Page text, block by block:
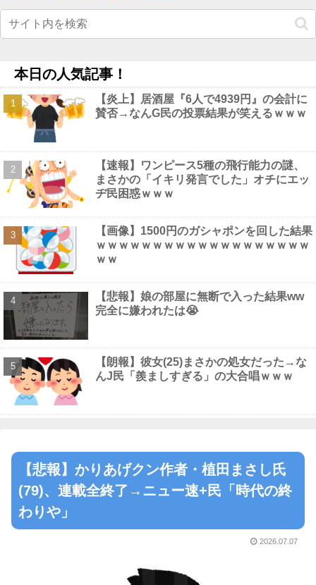
Powered by livedoor 相互RSS
【閲覧注意】 昔のドラマのレ.●プシーン、今見るとアウトすぎ
る！
NEW!
【困惑】女性「性的暴行された」検事さん「ほんまか？」→疑っ
いに押し当ててしまう！
NEW!
【画像】国連、初の女性総長が誕生か この2人の一騎打ちにな
りそう他 NEW!
【驚愕】 55歳・大久保佳代子“現在の性欲”について衝撃告白「休
みの日とかそうだね、だいたい…」
【仮面ライダーアギト】CSG「フレイムセイバー」【プレバン受
注開始】他
NEW!
【画像】 めるる、ヒルナンデス見せたデカケツがそそる NEW!
Powered by livedoor 相互RSS
本日の人気記事！
【炎上】居酒屋『6人で4939円』の会計に
賛否→なんG民の投票結果が笑えるｗｗｗ
【速報】ワンピース5種の飛行能力の謎、
まさかの「イキリ発言でした」オチにエッ
ヂ民困惑ｗｗｗ
【画像】1500円のガシャポンを回した結果
ｗｗｗｗｗｗｗｗｗｗｗｗｗｗｗｗｗｗｗ
ｗｗ
【悲報】娘の部屋に無断で入った結果ww
完全に嫌われたは😭
【朗報】彼女(25)まさかの処女だった→な
んJ民「羨ましすぎる」の大合唱ｗｗｗ
【悲報】かりあげクン作者・植田まさし氏
(79)、連載全終了→ニュー速+民「時代の終
わりや」
2026.07.07